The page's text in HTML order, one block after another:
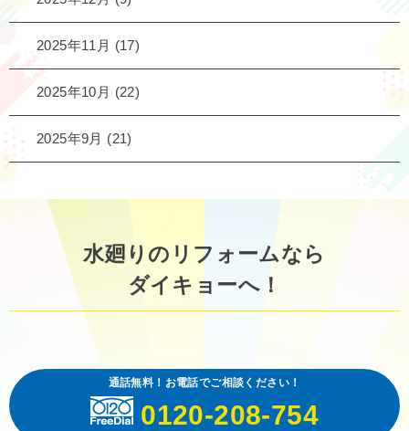
2025年11月 (17)
2025年10月 (22)
2025年9月 (21)
水廻りのリフォームなら
ダイキョーへ！
通話無料！お電話でご相談ください！
0120-208-754